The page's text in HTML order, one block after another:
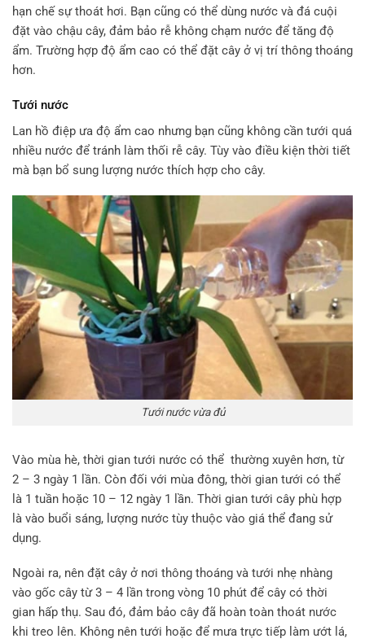
hạn chế sự thoát hơi. Bạn cũng có thể dùng nước và đá cuội
đặt vào chậu cây, đảm bảo rễ không chạm nước để tăng độ
ẩm. Trường hợp độ ẩm cao có thể đặt cây ở vị trí thông thoáng
hơn.
Tưới nước
Lan hồ điệp ưa độ ẩm cao nhưng bạn cũng không cần tưới quá
nhiều nước để tránh làm thối rễ cây. Tùy vào điều kiện thời tiết
mà bạn bổ sung lượng nước thích hợp cho cây.
Tưới nước vừa đủ
Vào mùa hè, thời gian tưới nước có thể thường xuyên hơn, từ
2 – 3 ngày 1 lần. Còn đối với mùa đông, thời gian tưới có thể
là 1 tuần hoặc 10 – 12 ngày 1 lần. Thời gian tưới cây phù hợp
là vào buổi sáng, lượng nước tùy thuộc vào giá thể đang sử
dụng.
Ngoài ra, nên đặt cây ở nơi thông thoáng và tưới nhẹ nhàng
vào gốc cây từ 3 – 4 lần trong vòng 10 phút để cây có thời
gian hấp thụ. Sau đó, đảm bảo cây đã hoàn toàn thoát nước
khi treo lên. Không nên tưới hoặc để mưa trực tiếp làm ướt lá,